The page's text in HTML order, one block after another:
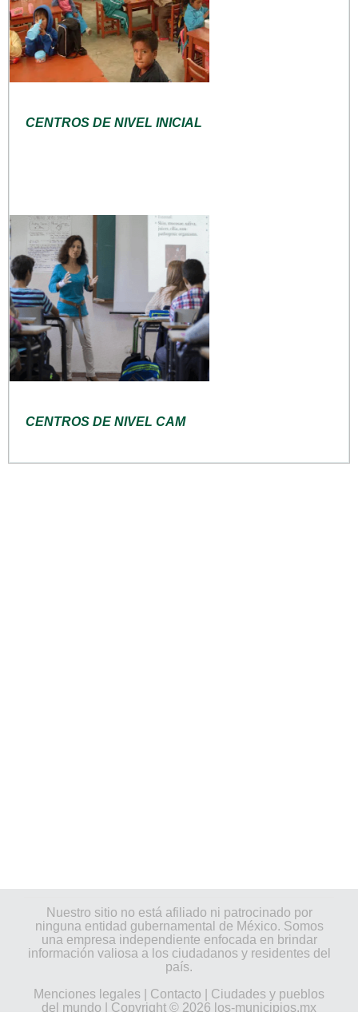
CENTROS DE NIVEL INICIAL
CENTROS DE NIVEL CAM
Nuestro sitio no está afiliado ni patrocinado por
ninguna entidad gubernamental de México. Somos
una empresa independiente enfocada en brindar
información valiosa a los ciudadanos y residentes del
país.
Menciones legales
Contacto
Ciudades y pueblos
del mundo | Copyright © 2026 los-municipios.mx